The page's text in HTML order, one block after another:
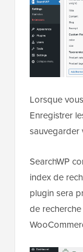
Lorsque
Enregistrer
sauvegarder
SearchWP
index de
plugin sera
de